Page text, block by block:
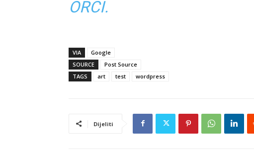
ORCI.
VIA
Google
SOURCE
Post Source
TAGS
art test wordpress
Dijeliti